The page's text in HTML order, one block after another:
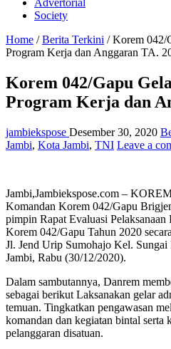
Society
Home / Berita Terkini / Korem 042/
Program Kerja dan Anggaran TA.
Korem 042/Gapu
Program Kerja dan
jambiekspose Desember 30, 2020
Jambi, Kota Jambi, TNI Leave a
Jambi,Jambiekspose.com –
Komandan Korem 042/Gapu
pimpin Rapat Evaluasi
Korem 042/Gapu Tahun 2020
Jl. Jend Urip Sumohajo Kel.
Jambi, Rabu (30/12/2020).
Dalam sambutannya, Danrem
sebagai berikut Laksanakan gelar
temuan. Tingkatkan pengawasan
komandan dan kegiatan bintal
pelanggaran disatuan.